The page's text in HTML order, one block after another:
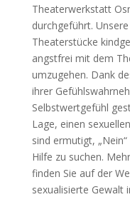
Theaterwerkstatt
durchgeführt.
Theaterstücke
angstfrei mit dem
umzugehen. Dank
ihrer
Selbstwertgefühl
Lage, einen
sind ermutigt,
Hilfe zu suchen.
finden Sie auf der
sexualisierte Gewalt